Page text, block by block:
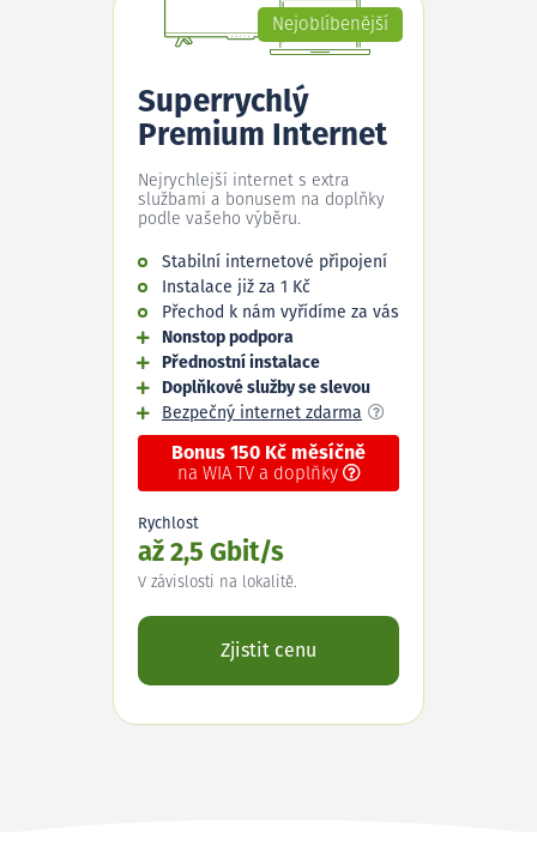
Nejoblíbenější
Superrychlý
Premium Internet
Nejrychlejší internet s extra
službami a bonusem na doplňky
podle vašeho výběru.
Stabilní internetové připojení
Instalace již za 1 Kč
Přechod k nám vyřídíme za vás
Nonstop podpora
Přednostní instalace
Doplňkové služby se slevou
Bezpečný internet zdarma
Bonus 150 Kč měsíčně
na WIA TV a doplňky
Rychlost
až 2,5 Gbit/s
V závislosti na lokalitě.
Zjistit cenu